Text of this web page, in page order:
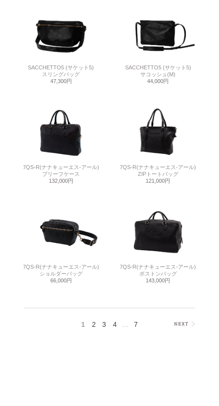
SACCHETTO5 (サケット5)
スリングバッグ
47,300円
SACCHETTO5 (サケット5)
サコッシュ(M)
44,000円
7QS-R(ナナキューエス-アール)
ブリーフケース
132,000円
7QS-R(ナナキューエス-アール)
ZIPトートバッグ
121,000円
7QS-R(ナナキューエス-アール)
ショルダーバッグ
66,000円
7QS-R(ナナキューエス-アール)
ボストンバッグ
143,000円
1 2 3 4 7